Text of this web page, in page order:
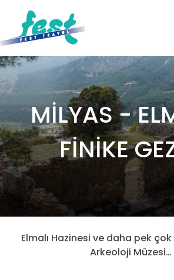
MİLYAS -
FİNİKE
Elmalı Hazinesi ve daha pek
Arkeoloji Müzesi…